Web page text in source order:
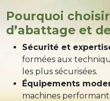
Pourquoi
d’abattage et
Sécurité et
formées aux
les plus sécurisées.
Équipements
machines